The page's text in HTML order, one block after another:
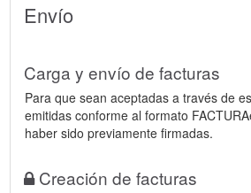
Envío
Carga y envío de facturas
Para que sean aceptadas a través de
emitidas conforme al formato
haber sido previamente firmadas.
Creación de facturas